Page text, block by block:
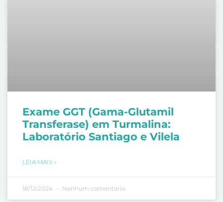
Exame GGT (Gama-Glutamil
Transferase) em Turmalina:
Laboratório Santiago e Vilela
LEIA MAIS »
18/12/2024 Nenhum comentário